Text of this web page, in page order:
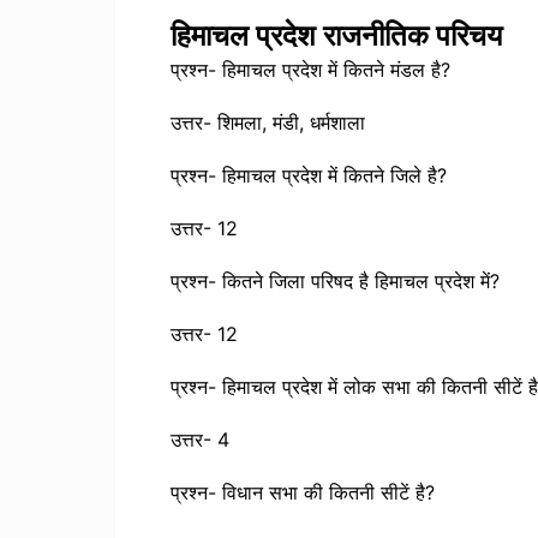
हिमाचल प्रदेश राजनीतिक परिचय
प्रश्न- हिमाचल प्रदेश में कितने मंडल है?
उत्तर- शिमला, मंडी, धर्मशाला
प्रश्न- हिमाचल प्रदेश में कितने जिले है?
उत्तर- 12
प्रश्न- कितने जिला परिषद है हिमाचल प्रदेश में?
उत्तर- 12
प्रश्न- हिमाचल प्रदेश में लोक सभा की कितनी सीटें
उत्तर- 4
प्रश्न- विधान सभा की कितनी सीटें है?